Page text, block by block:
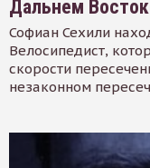
Дальнем
Софиан Сехили
Велосипедист,
скорости
незаконном